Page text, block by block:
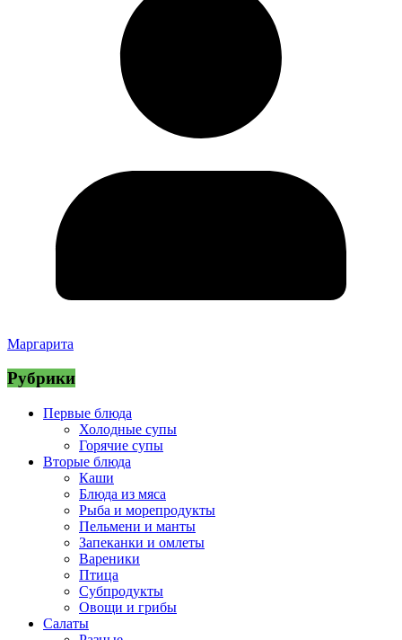
Маргарита
Рубрики
Первые блюда
Холодные супы
Горячие супы
Вторые блюда
Каши
Блюда из мяса
Рыба и морепродукты
Пельмени и манты
Запеканки и омлеты
Вареники
Птица
Субпродукты
Овощи и грибы
Салаты